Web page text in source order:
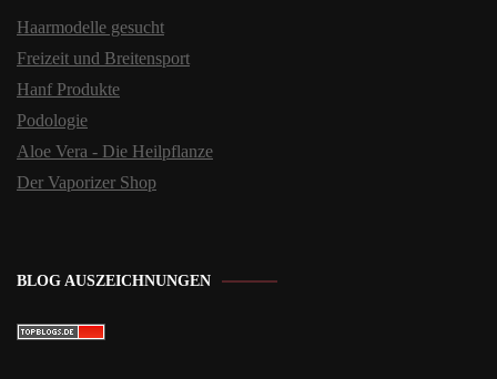
Haarmodelle gesucht
Freizeit und Breitensport
Hanf Produkte
Podologie
Aloe Vera - Die Heilpflanze
Der Vaporizer Shop
BLOG AUSZEICHNUNGEN